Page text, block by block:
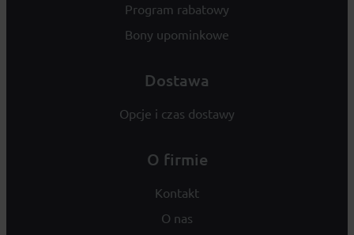
Program rabatowy
Bony upominkowe
Dostawa
Opcje i czas dostawy
O firmie
Kontakt
O nas